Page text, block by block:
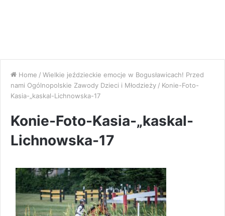
Home / Wielkie jeździeckie emocje w Bogusławicach! Przed
nami Ogólnopolskie Zawody Dzieci i Młodzieży / Konie-Foto-
Kasia-„kaskal-Lichnowska-17
Konie-Foto-Kasia-„kaskal-
Lichnowska-17